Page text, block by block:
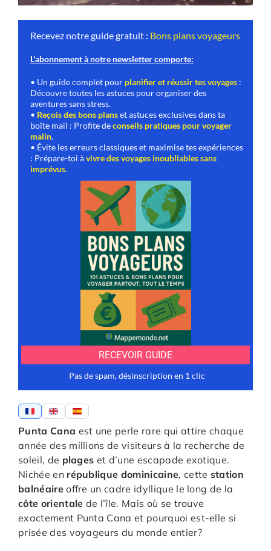
Punta Cana est une perle rare qui attire chaque
année des millions de visiteurs à la recherche de
soleil, de plages et d’une escapade exotique.
Nichée en république dominicaine, cette station
balnéaireoffre un cadre idyllique le long de la
côte orientale de l’île. Mais où se trouve
exactement Punta Cana et pourquoi est-elle si
prisée des voyageurs du monde entier?